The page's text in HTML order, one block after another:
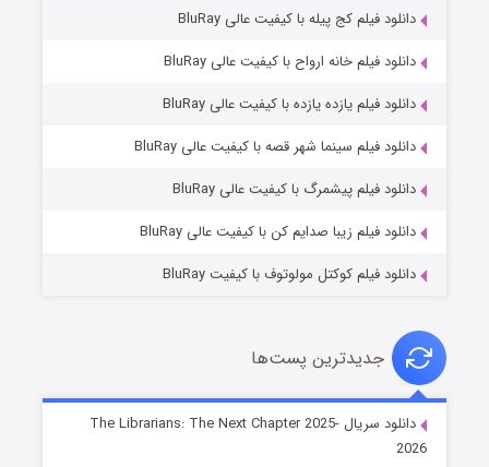
شوهر
دانلود فیلم کج‌ پیله با کیفیت عالی BluRay
دانلود فیلم خانه ارواح با کیفیت عالی BluRay
دانلود فیلم یازده یازده با کیفیت عالی BluRay
دانلود فیلم سینما شهر قصه با کیفیت عالی BluRay
دانلود فیلم پیشمرگ با کیفیت عالی BluRay
دانلود فیلم زیبا صدایم کن با کیفیت عالی BluRay
دانلود فیلم کوکتل مولوتوف با کیفیت BluRay
جدیدترین پست‌ها
دانلود سریال The Librarians: The Next Chapter 2025-
2026